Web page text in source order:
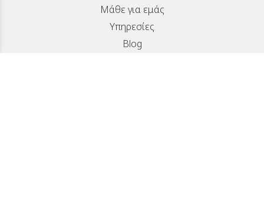
Μάθε για εμάς
Υπηρεσίες
Blog